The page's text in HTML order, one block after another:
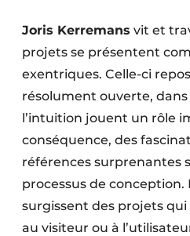
Joris Kerremans vit et
projets se présentent
exentriques. Celle-ci
résolument ouverte,
l’intuition jouent un rôle
conséquence, des
références surprenantes
processus de
surgissent des projets qui
au visiteur ou à